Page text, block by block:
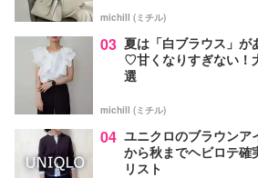
michill (ミチル)
03 夏は「白ブラウス」が
♡甘くなりすぎない！
選
michill (ミチル)
04 ユニクロのブラウン
から秋までヘビロテ確
リスト